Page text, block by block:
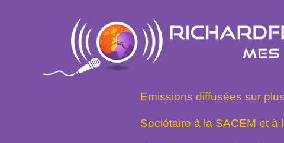
Emissions diffusées sur
Sociétaire à la SACEM et à